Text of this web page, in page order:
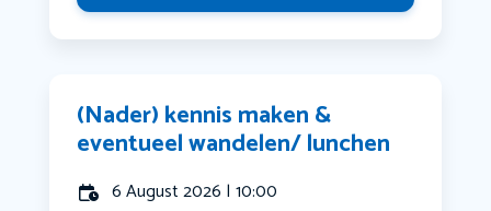
(Nader) kennis maken &
eventueel wandelen/ lunchen
6 August 2026 | 10:00